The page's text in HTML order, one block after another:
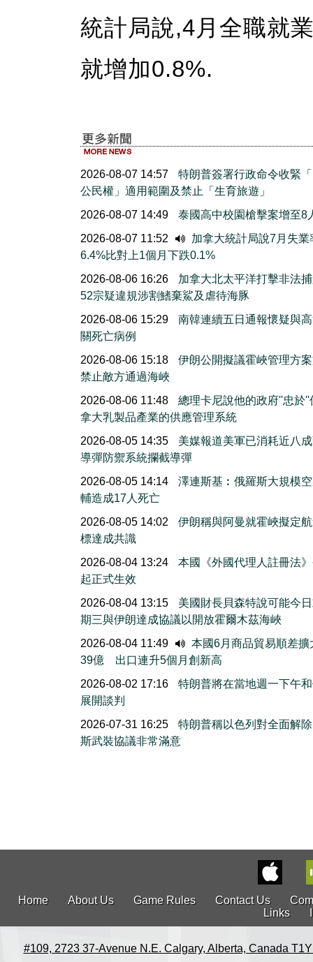
統計局說,4月全職就
就增加0.8%.
2026-08-07 14:57
特朗普簽署行政命令收緊
公民權」適用範圍及禁止「生育旅遊」
2026-08-07 14:49
泰國高中校園槍擊案增至8
2026-08-07 11:52
加拿大統計局說7月失業
6.4%比對上1個月下跌0.1%
2026-08-06 16:26
加拿大北太平洋打擊非法
52宗疑違規涉割鰭棄鯊及虐待海豚
2026-08-06 15:29
南韓連續五日通報懷疑與
關死亡病例
2026-08-06 15:18
伊朗公開擬議霍峽管理方
禁止敵方通過海峽
2026-08-06 11:48
總理卡尼說他的政府''忠於''
拿大乳製品產業的供應管理系統
2026-08-05 14:35
美媒報道美軍已消耗近八
導彈防禦系統攔截導彈
2026-08-05 14:14
澤連斯基︰俄羅斯大規模
輔造成17人死亡
2026-08-05 14:02
伊朗稱與阿曼就霍峽擬定
標達成共識
2026-08-04 13:24
本國《外國代理人註冊法
起正式生效
2026-08-04 13:15
美國財長貝森特說可能今
期三與伊朗達成協議以開放霍爾木茲海峽
2026-08-04 11:49
本國6月商品貿易順差擴
39億 出口連升5個月創新高
2026-08-02 17:16
特朗普將在當地週一下午
展開談判
2026-07-31 16:25
特朗普稱以色列對全面解
斯武裝協議非常滿意
Home About Us Game Rules Contact Us
Links
#109, 2723 37-Avenue N.E. Calgary, Alberta, Canada